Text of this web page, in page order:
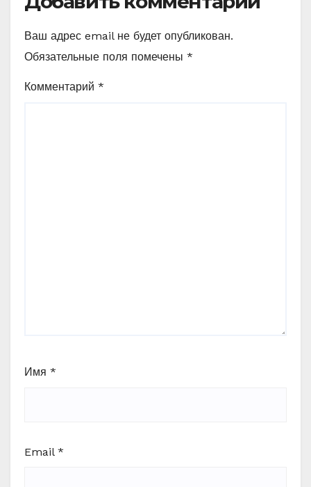
Ваш адрес email не будет опубликован.
Обязательные поля помечены *
Комментарий *
Имя *
Email *